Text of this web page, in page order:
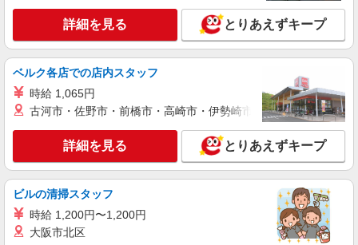
に合うかの確認もいたします。 ★時間外手当別途
支給 ★上記金額は働きがい向上手当を含みます。
★働きがい向上手当※26年6月改定（地域により異
なる） 社会保険加入者は更に＋50円
東京都西東京市東伏見4丁目4番25号
キープ 詳細を見る
アルバイト
コンパスグループ・ジャパン株式会社 22061_p
調理補助【アルバイト・パート】
時給1,250円以上 試用期間中 時給1,250円以上
(試用期間2ヶ月) 残業が発生した場合、残業代を1
分単位で別途支給します。
保谷第二小学校・柳沢中学校 （東京都西東京
市柳沢4丁目2番11号）
キープ 詳細を見る
詳細を見る とりあえずキープ
ベルク各店での店内スタッフ
時給 1,065円
古河市・佐野市・前橋市・高崎市・伊勢崎市・太田市・館林市
詳細を見る とりあえずキープ
ビルの清掃スタッフ
時給 1,200円〜1,200円
大阪市北区